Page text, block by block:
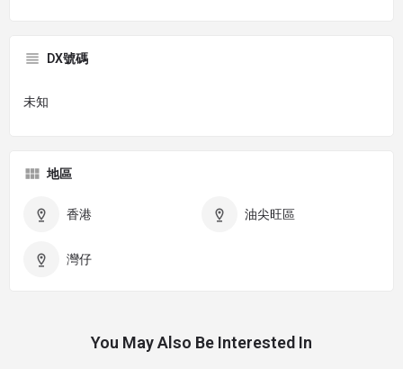
DX號碼
未知
地區
香港 油尖旺區
灣仔
You May Also Be Interested In